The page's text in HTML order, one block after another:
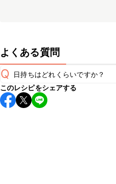
よくある質問
Q 日持ちはどれくらいですか？
保存期間は冷蔵で当日中が目安
し上がりください。
このレシピをシェアする